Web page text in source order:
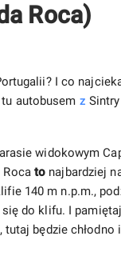
Roca)
I co
autobusem z
widokowym
Roca to najbardziej
140 m n.p.m.,
do klifu. I
będzie chłodno